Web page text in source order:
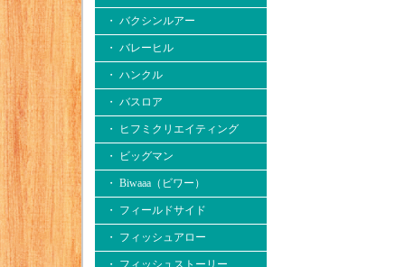
・ バクシンルアー
・ バレーヒル
・ ハンクル
・ バスロア
・ ヒフミクリエイティング
・ ビッグマン
・ Biwaaa（ビワー）
・ フィールドサイド
・ フィッシュアロー
・ フィッシュストーリー